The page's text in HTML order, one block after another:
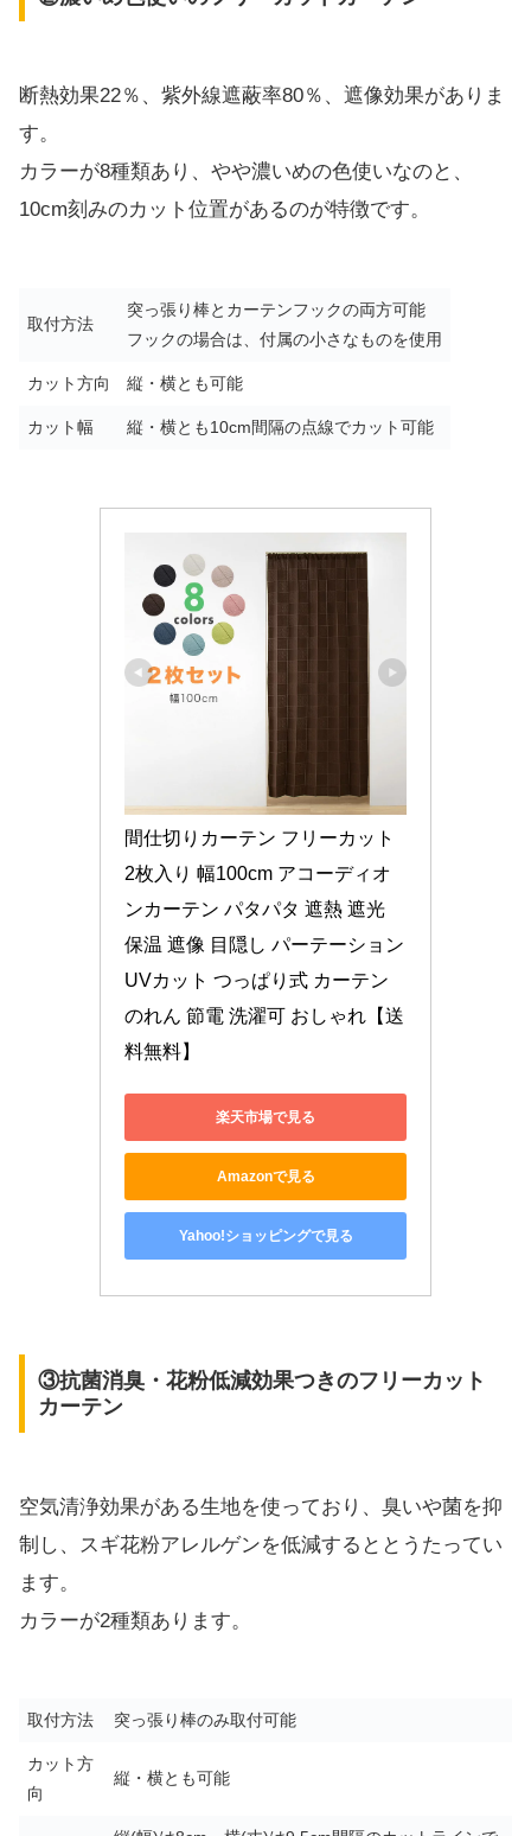
断熱効果22％、紫外線遮蔽率80％、遮像効果がありま
す。
カラーが8種類あり、やや濃いめの色使いなのと、
10cm刻みのカット位置があるのが特徴です。
取付方法
突っ張り棒とカーテンフックの両方可能
フックの場合は、付属の小さなものを使用
カット方向 縦・横とも可能
カット幅 縦・横とも10cm間隔の点線でカット可能
間仕切りカーテン フリーカット
2枚入り 幅100cm アコーディオ
ンカーテン パタパタ 遮熱 遮光
保温 遮像 目隠し パーテーション
UVカット つっぱり式 カーテン
のれん 節電 洗濯可 おしゃれ【送
料無料】
楽天市場で見る
Amazonで見る
Yahoo!ショッピングで見る
③抗菌消臭・花粉低減効果つきのフリーカット
カーテン
空気清浄効果がある生地を使っており、臭いや菌を抑
制し、スギ花粉アレルゲンを低減するととうたってい
ます。
カラーが2種類あります。
取付方法 突っ張り棒のみ取付可能
カット方
向
縦・横とも可能